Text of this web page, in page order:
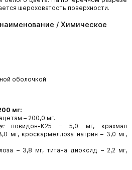
шероховатость поверхности.
/ Химическое
оболочкой
мг:
– 200,0 мг.
повидон-К25 – 5,0 мг, крахмал
мг, кроскармеллоза натрия – 3,0 мг,
– 3,8 мг, титана диоксид – 2,2 мг,